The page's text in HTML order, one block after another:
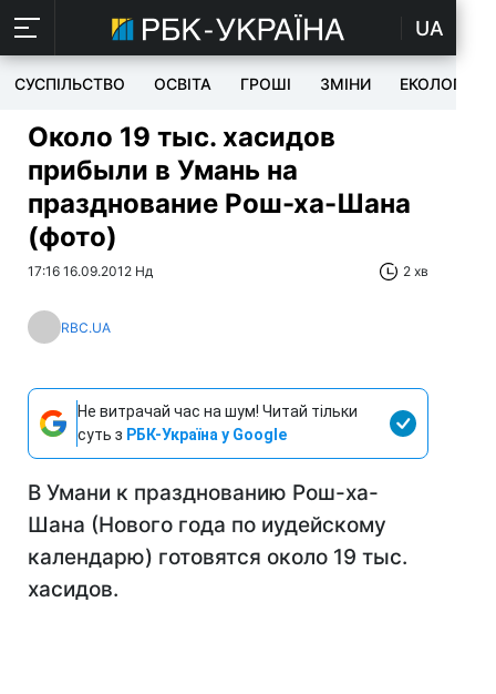
UA
СУСПІЛЬСТВО ОСВІТА ГРОШІ ЗМІНИ ЕКОЛОГІЯ
Около 19 тыс. хасидов
прибыли в Умань на
празднование Рош-ха-Шана
(фото)
17:16 16.09.2012 Нд 2 хв
RBC.UA
Не витрачай час на шум! Читай тільки
суть з РБК-Україна у Google
В Умани к празднованию Рош-ха-
Шана (Нового года по иудейскому
календарю) готовятся около 19 тыс.
хасидов.